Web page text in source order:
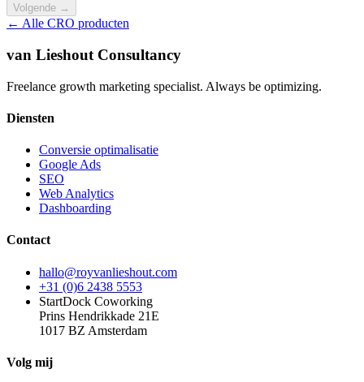
Volgende →
← Alle CRO producten
van Lieshout Consultancy
Freelance growth marketing specialist. Always be optimizing.
Diensten
Conversie optimalisatie
Google Ads
SEO
Web Analytics
Dashboarding
Contact
hallo@royvanlieshout.com
+31 (0)6 2438 5553
StartDock Coworking
Prins Hendrikkade 21E
1017 BZ Amsterdam
Volg mij